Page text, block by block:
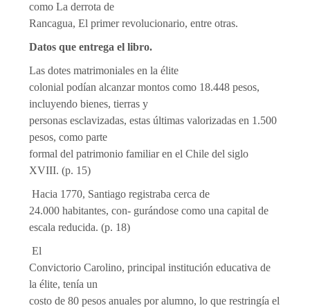
como La derrota de
Rancagua, El primer revolucionario, entre otras.
Datos que entrega el libro.
Las dotes matrimoniales en la élite
colonial podían alcanzar montos como 18.448 pesos,
incluyendo bienes, tierras y
personas esclavizadas, estas últimas valorizadas en 1.500
pesos, como parte
formal del patrimonio familiar en el Chile del siglo
XVIII. (p. 15)
Hacia 1770, Santiago registraba cerca de
24.000 habitantes, con- ­gurándose como una capital de
escala reducida. (p. 18)
El
Convictorio Carolino, principal institución educativa de
la élite, tenía un
costo de 80 pesos anuales por alumno, lo que restringía el